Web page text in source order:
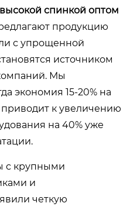
спинкой оптом
продукцию
с упрощенной
источником
Мы
экономия 15-20% на
к увеличению
на 40% уже
с крупными
и
четкую